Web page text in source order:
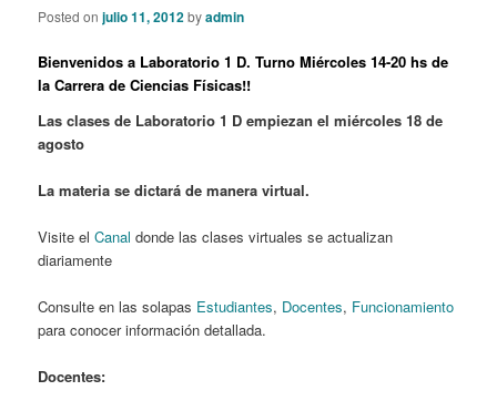
Posted onjulio 11, 2012byadmin
Bienvenidos a Laboratorio 1 D. Turno Miércoles 14-20 hs de
la Carrera de Ciencias Físicas!!
Las clases de Laboratorio 1 D empiezan el miércoles 18 de
agosto
La materia se dictará de manera virtual.
Visite elCanal donde las clases virtuales se actualizan
diariamente
Consulte en las solapas Estudiantes, Docentes, Funcionamiento
para conocer información detallada.
Docentes: